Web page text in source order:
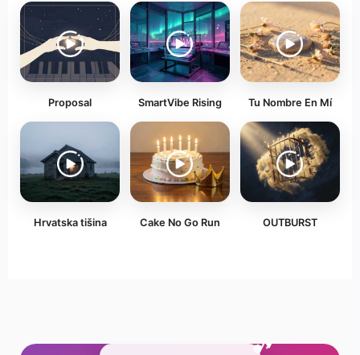
Proposal SmartVibe Rising Tu Nombre En Mí
Hrvatska tišina Cake No Go Run OUTBURST